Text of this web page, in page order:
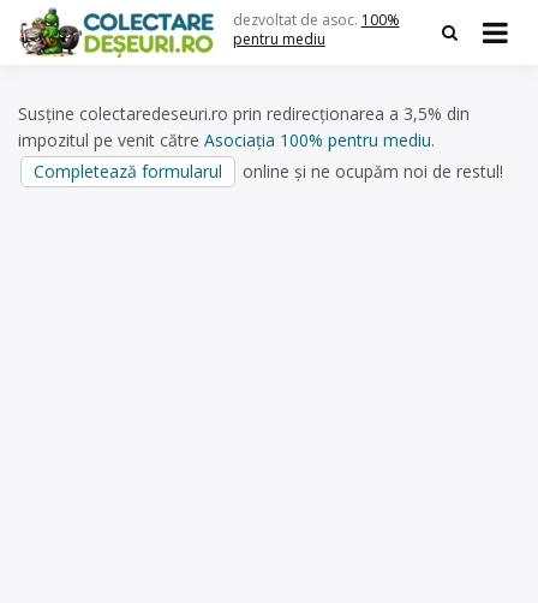
content
dezvoltat de asoc. 100%
pentru mediu
Susține colectaredeseuri.ro prin redirecționarea a 3,5% din
impozitul pe venit către Asociația 100% pentru mediu.
Completează formularul
online și ne ocupăm noi de restul!